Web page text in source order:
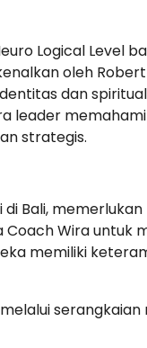
Logical Level
oleh
dan
leader
strategis.
Bali,
Wira untuk
memiliki